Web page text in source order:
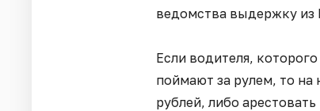
ведомства выдержку из
Если водителя,
поймают за рулем, то на
рублей, либо